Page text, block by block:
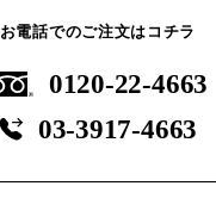
お電話でのご注文はコチラ
0120-22-4663
03-3917-4663